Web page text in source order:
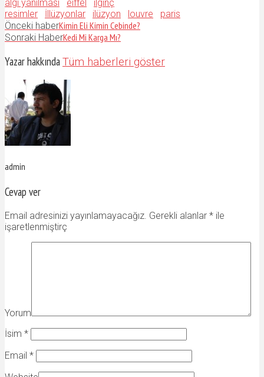
algı yanılması eiffel
ilginç
resimler
İllüzyonlar ilüzyon louvre
paris
Önceki haberKimin Eli Kimin Cebinde?
Sonraki HaberKedi Mi Karga Mı?
Yazar hakkındaTüm haberleri göster
admin
Cevap ver
Email adresinizi yayınlamayacağız. Gerekli alanlar * ile
işaretlenmiştirç
Yorum
İsim *
Email *